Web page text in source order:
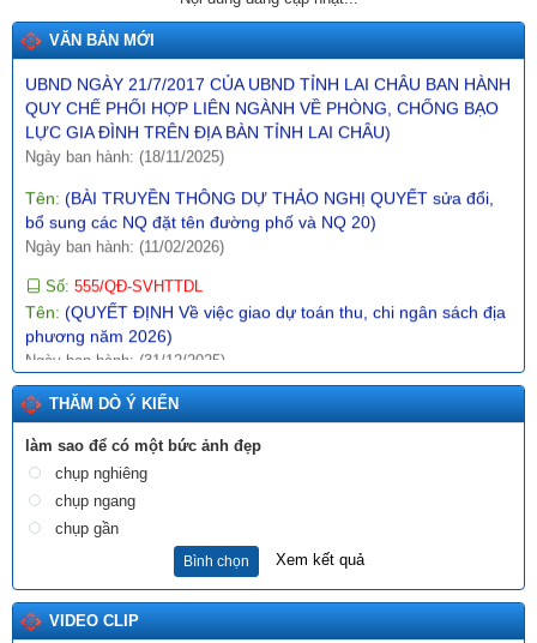
VĂN BẢN MỚI
Tên:(BÀI TRUYỀN THÔNG DỰ THẢO QUYẾT ĐỊNH SỬA ĐỔI,
BỔ SUNG MỘT SỐ ĐIỀU CỦA QUYẾT ĐỊNH SỐ 21/2017/QĐ-
QUY CHẾ PHỐI HỢP LIÊN NGÀNH VỀ PHÒNG, CHỐNG BẠO
LỰC GIA ĐÌNH TRÊN ĐỊA BÀN TỈNH LAI CHÂU)
Ngày ban hành: (18/11/2025)
bổ sung các NQ đặt tên đường phố và NQ 20)
Ngày ban hành: (11/02/2026)
Tên:(QUYẾT ĐỊNH Về việc giao dự toán thu, chi ngân sách địa
phương năm 2026)
Ngày ban hành: (31/12/2025)
Số:289/2025/NĐ-CP
Tên:(NGHỊ ĐỊNH Hướng dẫn thi hành Nghị quyết số
197/2025/QH15 ngày 17 tháng 5 năm 2025 của Quốc hội về
một số cơ chế, chính sách đặc biệt tạo đột phá trong xây dựng
và tổ chức thi hành pháp luật)
Ngày ban hành: (10/12/2025)
1987/SVHTTDL-VP
(V/v định hướng nội dung phổ biến, giáo dục pháp luật
tháng 6 năm 2026)
Ngày ban hành: (03/06/2026)
THĂM DÒ Ý KIẾN
làm sao để có một bức ảnh đẹp
chụp nghiêng
chụp ngang
chụp gần
Bình chọn Xem kết quả
VIDEO CLIP